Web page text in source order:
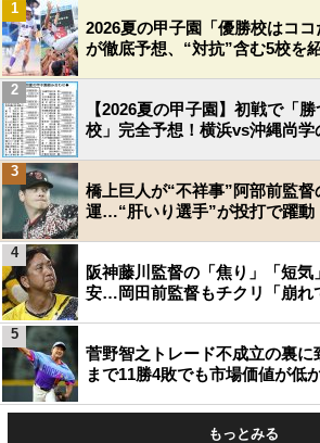
2026夏の甲子園「優勝校はコ
が徹底予想、“対抗”含む5校を
1
【2026夏の甲子園】初戦で「
校」完全予想！横浜vs沖縄尚
2
橋上巨人が“不祥事”阿部前監
運…“肝いり選手”が投打で躍動
3
阪神藤川監督の「焦り」「短
安…岡田前監督もチクリ「崩れ
4
菅野智之トレード不成立の裏
まで11勝4敗でも市場価値が低
5
もっとみる